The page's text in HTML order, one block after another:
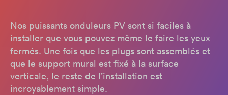
Nos puissants onduleurs PV sont si faciles à
installer que vous pouvez même le faire les yeux
fermés. Une fois que les plugs sont assemblés et
que le support mural est fixé à la surface
verticale, le reste de l’installation est
incroyablement simple.